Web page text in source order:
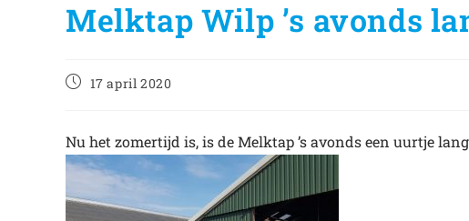
Melktap Wilp ’s avonds
17 april 2020
Nu het zomertijd is, is de Melktap ’s avonds een uurtje